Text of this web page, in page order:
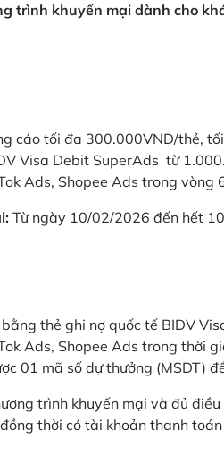
trình khuyến mại dành cho
cáo tối đa 300.000VND/thẻ,
Visa Debit SuperAds từ
Ads, Shopee Ads trong
Từ ngày 10/02/2026 đến hết
thẻ ghi nợ quốc tế BIDV
Ads, Shopee Ads trong thời
01 mã số dự thưởng (MSDT)
trình khuyến mại và đủ
thời có tài khoản thanh